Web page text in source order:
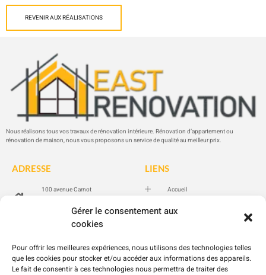
Gérer le consentement aux
cookies
Pour offrir les meilleures expériences, nous utilisons des technologies telles
que les cookies pour stocker et/ou accéder aux informations des appareils.
Le fait de consentir à ces technologies nous permettra de traiter des
REVENIR AUX RÉALISATIONS
Nous réalisons tous vos travaux de rénovation intérieure. Rénovation d’appartement ou
rénovation de maison, nous vous proposons un service de qualité au meilleur prix.
ADRESSE
100 avenue Carnot
06 20 56 73 77
LIENS
Accueil
Réalisations
DPE